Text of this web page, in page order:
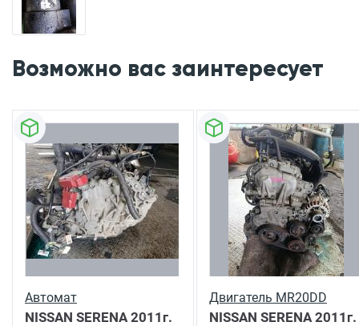
Возможно вас заинтересует
Автомат
NISSAN SERENA2011г.
Двигатель MR20DD
NISSAN SERENA2011г.